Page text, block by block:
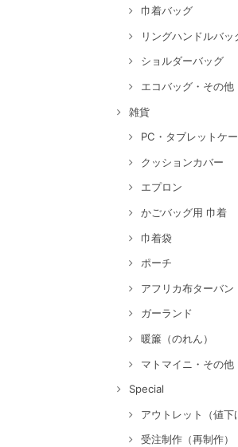
巾着バッグ
リングハンドルバッ
ショルダーバッグ
エコバッグ・その他
雑貨
PC・タブレットケ
クッションカバー
エプロン
かごバッグ用 巾着
巾着袋
ポーチ
アフリカ布ターバン
ガーランド
暖簾（のれん）
マトマイニ・その他
Special
アウトレット（値下
受注制作（再制作）